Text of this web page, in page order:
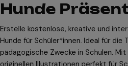
Hunde
Erstelle kostenlose, kreative und
Hunde für Schüler*innen. Ideal für die
pädagogische Zwecke in Schulen.
originellen Illustrationen perfekt für